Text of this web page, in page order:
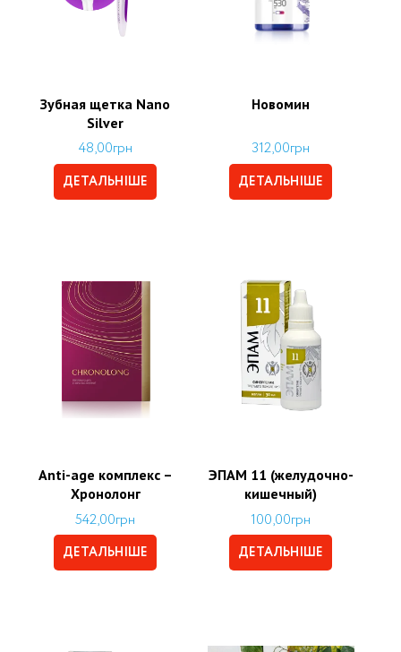
Зубная щетка Nano
Silver
48,00грн
ДЕТАЛЬНІШЕ
Новомин
312,00грн
ДЕТАЛЬНІШЕ
Аnti-age комплекс –
Хронолонг
542,00грн
ДЕТАЛЬНІШЕ
ЭПАМ 11 (желудочно-
кишечный)
100,00грн
ДЕТАЛЬНІШЕ